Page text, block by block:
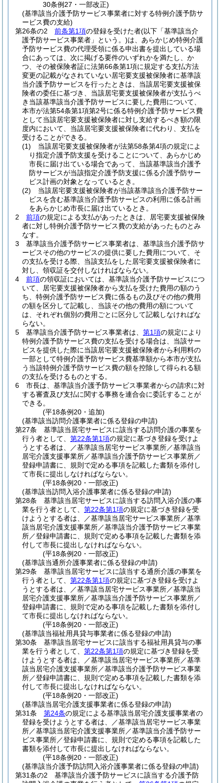
30条例27・一部改正)
(基準該当介護予防サービス事業者に対する特例介護予防サ
ービス費の支給)
第26条の2
前条第1項の登録を受けた者(以下「基準該当介
護予防サービス事業者」という。)は、あらかじめ特例介護
予防サービス費の代理受領に係る申出書を提出している場
合にあっては、次に掲げる要件のいずれかを満たし、か
つ、その被保険者証に法第66条第1項に規定する支払方法
変更の記載がなされていない居宅要支援被保険者に基準該
当介護予防サービスを行ったときは、当該居宅要支援被保
険者の委任に基づき、当該居宅要支援被保険者が支払うべ
き当該基準該当介護予防サービスに要した費用について、
本市が法第54条第1項第2号に係る特例介護予防サービス費
として当該居宅要支援被保険者に対し支給するべき額の限
度内において、当該居宅要支援被保険者に代わり、支払を
受けることができる。
(1)
当該居宅要支援被保険者が法第58条第4項の規定によ
り指定介護予防支援を受けることについて、あらかじめ
市長に届け出ている場合であって、当該基準該当介護予
防サービスが当該指定介護予防支援に係る介護予防サー
ビス計画の対象となっているとき。
(2)
当該居宅要支援被保険者が当該基準該当介護予防サー
ビスを含む基準該当介護予防サービスの利用に係る計画
をあらかじめ市長に届け出ているとき。
2
前項の規定による支払があったときは、居宅要支援被保険
者に対し特例介護予防サービス費の支給があったものとみ
なす。
3
基準該当介護予防サービス事業者は、基準該当介護予防サ
ービスその他のサービスの提供に要した費用について、そ
の支払を受ける際、当該支払をした居宅要支援被保険者に
対し、領収証を交付しなければならない。
4
前項の領収証においては、基準該当介護予防サービスにつ
いて、居宅要支援被保険者から支払を受けた費用の額のう
ち、特例介護予防サービス費に係るもの及びその他の費用
の額を区分して記載し、当該その他の費用の額について
は、それぞれ個別の費用ごとに区分して記載しなければな
らない。
5
基準該当介護予防サービス事業者は、 第1項の規定により
特例介護予防サービス費の支払を受ける場合は、当該サー
ビスを提供した際に当該居宅要支援被保険者から利用料の
一部として特例介護予防サービス費基準額から本市が支払
う当該特例介護予防サービス費の額を控除して得られる額
の支払を受けるものとする。
6
市長は、基準該当介護予防サービス事業者からの請求に対
する審査及び支払に関する事務を連合会に委託することが
できる。
(平18条例20・追加)
(基準該当訪問介護事業者に係る登録の申請)
第27条
基準該当居宅サービスに該当する訪問介護の事業を
行う者として、 第22条第1項の規定に基づき登録を受けよ
うとする者は、／基準該当居宅サービス事業所／基準該当
居宅介護支援事業所／基準該当介護予防サービス事業所／
登録申請書に、規則で定める事項を記載した書類を添付し
て市長に提出しなければならない。
(平18条例20・一部改正)
(基準該当訪問入浴介護事業者に係る登録の申請)
第28条
基準該当居宅サービスに該当する訪問入浴介護の事
業を行う者として、 第22条第1項の規定に基づき登録を受
けようとする者は、／基準該当居宅サービス事業所／基準
該当居宅介護支援事業所／基準該当介護予防サービス事業
所／登録申請書に、規則で定める事項を記載した書類を添
付して市長に提出しなければならない。
(平18条例20・一部改正)
(基準該当通所介護事業者に係る登録の申請)
第29条
基準該当居宅サービスに該当する通所介護の事業を
行う者として、 第22条第1項の規定に基づき登録を受けよ
うとする者は、／基準該当居宅サービス事業所／基準該当
居宅介護支援事業所／基準該当介護予防サービス事業所／
登録申請書に、規則で定める事項を記載した書類を添付し
て市長に提出しなければならない。
(平18条例20・一部改正)
(基準該当福祉用具貸与事業者に係る登録の申請)
第30条
基準該当居宅サービスに該当する福祉用具貸与の事
業を行う者として、 第22条第1項の規定に基づき登録を受
けようとする者は、／基準該当居宅サービス事業所／基準
該当居宅介護支援事業所／基準該当介護予防サービス事業
所／登録申請書に、規則で定める事項を記載した書類を添
付して市長に提出しなければならない。
(平18条例20・一部改正)
(基準該当居宅介護支援事業者に係る登録の申請)
第31条
第24条の規定による基準該当居宅介護支援事業者の
登録を受けようとする者は、／基準該当居宅サービス事業
所／基準該当居宅介護支援事業所／基準該当介護予防サー
ビス事業所／登録申請書に、規則で定める事項を記載した
書類を添付して市長に提出しなければならない。
(平18条例20・一部改正)
(基準該当介護予防訪問入浴介護事業者に係る登録の申請)
第31条の2
基準該当介護予防サービスに該当する介護予防